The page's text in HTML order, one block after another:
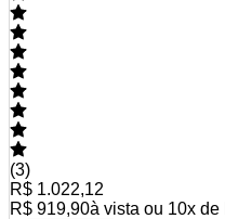
(3)
R$ 1.022,12
R$ 919,90à vista ou 10x de